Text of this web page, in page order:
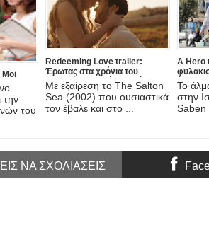
Moi
την
του
Redeeming Love trailer:
Έρωτας στα χρόνια του
Χρυσού Πυρετού, στη νέα
ταινία του DJ Caruso
Με εξαίρεση το The Salton
Sea (2002) που ουσιαστικά
τον έβαλε και στο ...
A Hero
ένας
Asghar
Το
στην
Saben
ΝΑ ΣΧΟΛΙΑΣΕΙΣ